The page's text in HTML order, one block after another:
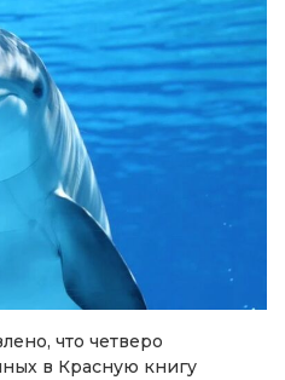
что четверо
в Красную книгу